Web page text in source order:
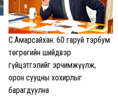
С.Амарсайхан: 60 гаруй тэрбум
төгрөгийн шийдвэр
гүйцэтгэлийг эрчимжүүлж,
орон сууцны хохирлыг
барагдуулна